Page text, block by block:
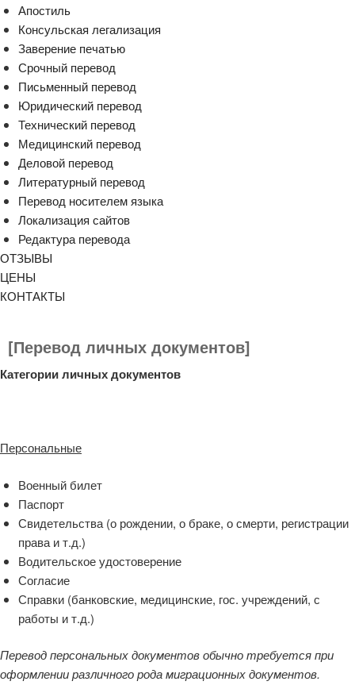
Апостиль
Консульская легализация
Заверение печатью
Срочный перевод
Письменный перевод
Юридический перевод
Технический перевод
Медицинский перевод
Деловой перевод
Литературный перевод
Перевод носителем языка
Локализация сайтов
Редактура перевода
ОТЗЫВЫ
ЦЕНЫ
КОНТАКТЫ
[Перевод личных документов]
Категории личных документов
Персональные
Военный билет
Паспорт
Свидетельства (о рождении, о браке, о смерти, регистрации
права и т.д.)
Водительское удостоверение
Согласие
Справки (банковские, медицинские, гос. учреждений, с
работы и т.д.)
Перевод персональных документов обычно требуется при
оформлении различного рода миграционных документов.